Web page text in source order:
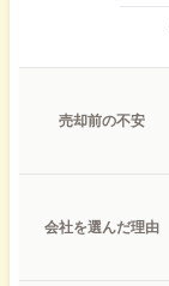
売却前の不安
会社を選んだ理由